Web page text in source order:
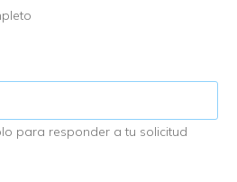
para responder a tu solicitud